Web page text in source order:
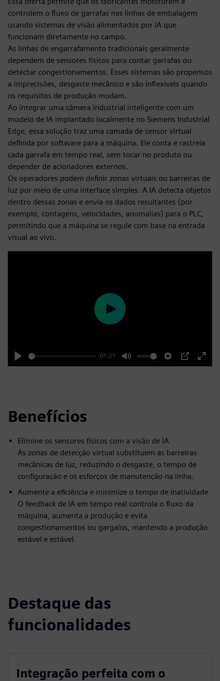
controlem o fluxo de garrafas nas linhas de embalagem
usando sistemas de visão alimentados por IA que
funcionam diretamente no campo.
As linhas de engarrafamento tradicionais geralmente
dependem de sensores físicos para contar garrafas ou
detectar congestionamentos. Esses sistemas são propensos
a imprecisões, desgaste mecânico e são inflexíveis quando
os requisitos de produção mudam.
Ao integrar uma câmera industrial inteligente com um
modelo de IA implantado localmente no Siemens Industrial
Edge, essa solução traz uma camada de sensor virtual
definida por software para a máquina. Ele conta e rastreia
cada garrafa em tempo real, sem tocar no produto ou
depender de acionadores externos.
Os operadores podem definir zonas virtuais ou barreiras de
luz por meio de uma interface simples. A IA detecta objetos
dentro dessas zonas e envia os dados resultantes (por
exemplo, contagens, velocidades, anomalias) para o PLC,
permitindo que a máquina se regule com base na entrada
visual ao vivo.
Play
01:21
Mute Settings
PIP
Enter
Play
Benefícios
Elimine os sensores físicos com a visão de IA
As zonas de detecção virtual substituem as barreiras
mecânicas de luz, reduzindo o desgaste, o tempo de
configuração e os esforços de manutenção na linha.
Aumente a eficiência e minimize o tempo de inatividade
O feedback de IA em tempo real controla o fluxo da
máquina, aumenta a produção e evita
congestionamentos ou gargalos, mantendo a produção
estável e estável.
Destaque das
funcionalidades
Integração perfeita com o